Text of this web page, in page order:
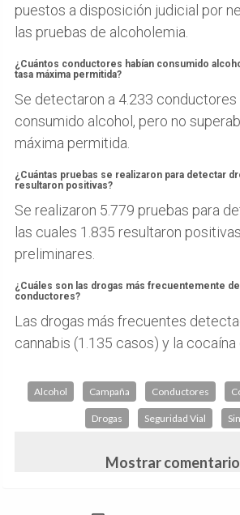
puestos a disposición judicial por
las pruebas de alcoholemia.
¿Cuántos conductores habían consumido
tasa máxima permitida?
Se detectaron a 4.233 conductores
consumido alcohol, pero no
máxima permitida.
¿Cuántas pruebas se realizaron para detectar
resultaron positivas?
Se realizaron 5.779 pruebas para
las cuales 1.835 resultaron
preliminares.
¿Cuáles son las drogas más frecuentemente
conductores?
Las drogas más frecuentes
cannabis (1.135 casos) y la cocaína
Alcohol Campaña Conductores
Drogas Seguridad Vial
Mostrar